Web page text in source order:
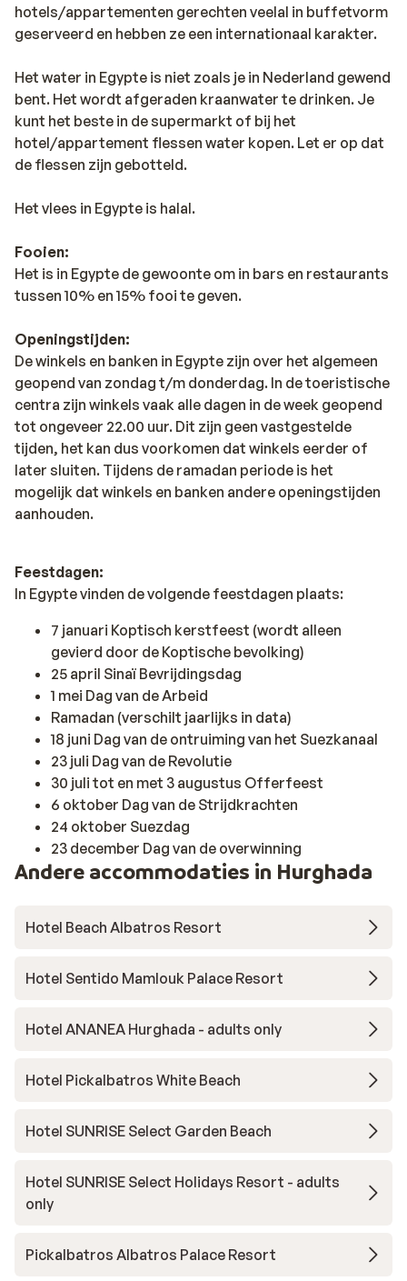
hotels/appartementen gerechten veelal in buffetvorm
geserveerd en hebben ze een internationaal karakter.
Het water in Egypte is niet zoals je in Nederland gewend
bent. Het wordt afgeraden kraanwater te drinken. Je
kunt het beste in de supermarkt of bij het
hotel/appartement flessen water kopen. Let er op dat
de flessen zijn gebotteld.
Het vlees in Egypte is halal.
Fooien:
Het is in Egypte de gewoonte om in bars en restaurants
tussen 10% en 15% fooi te geven.
Openingstijden:
De winkels en banken in Egypte zijn over het algemeen
geopend van zondag t/m donderdag. In de toeristische
centra zijn winkels vaak alle dagen in de week geopend
tot ongeveer 22.00 uur. Dit zijn geen vastgestelde
tijden, het kan dus voorkomen dat winkels eerder of
later sluiten. Tijdens de ramadan periode is het
mogelijk dat winkels en banken andere openingstijden
aanhouden.
Feestdagen:
In Egypte vinden de volgende feestdagen plaats:
7 januari Koptisch kerstfeest (wordt alleen
gevierd door de Koptische bevolking)
25 april Sinaï Bevrijdingsdag
1 mei Dag van de Arbeid
Ramadan (verschilt jaarlijks in data)
18 juni Dag van de ontruiming van het Suezkanaal
23 juli Dag van de Revolutie
30 juli tot en met 3 augustus Offerfeest
6 oktober Dag van de Strijdkrachten
24 oktober Suezdag
23 december Dag van de overwinning
Andere accommodaties in Hurghada
Hotel Beach Albatros Resort
Hotel Sentido Mamlouk Palace Resort
Hotel ANANEA Hurghada - adults only
Hotel Pickalbatros White Beach
Hotel SUNRISE Select Garden Beach
Hotel SUNRISE Select Holidays Resort - adults
only
Pickalbatros Albatros Palace Resort